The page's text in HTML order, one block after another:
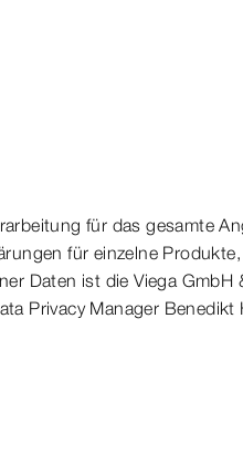
für das gesamte
für einzelne
Daten ist die Viega
Privacy Manager Benedikt